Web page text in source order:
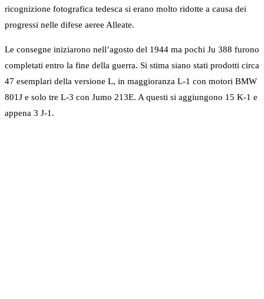
ricognizione fotografica tedesca si erano molto ridotte a causa dei
progressi nelle difese aeree Alleate.
Le consegne iniziarono nell’agosto del 1944 ma pochi Ju 388 furono
completati entro la fine della guerra. Si stima siano stati prodotti circa
47 esemplari della versione L, in maggioranza L-1 con motori BMW
801J e solo tre L-3 con Jumo 213E. A questi si aggiungono 15 K-1 e
appena 3 J-1.